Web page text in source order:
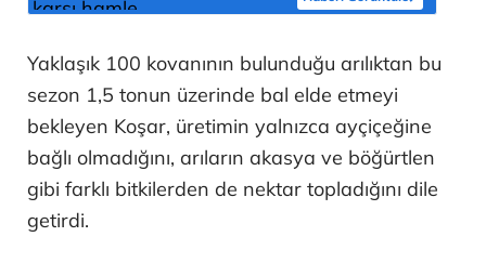
Yaklaşık 100 kovanının bulunduğu arılıktan bu
sezon 1,5 tonun üzerinde bal elde etmeyi
bekleyen Koşar, üretimin yalnızca ayçiçeğine
bağlı olmadığını, arıların akasya ve böğürtlen
gibi farklı bitkilerden de nektar topladığını dile
getirdi.